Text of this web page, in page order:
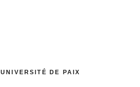
UNIVERSITÉ DE PAIX